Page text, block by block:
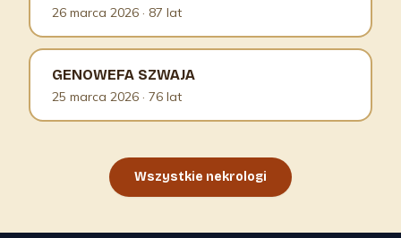
26 marca 2026 · 87 lat
GENOWEFA SZWAJA
25 marca 2026 · 76 lat
Wszystkie nekrologi